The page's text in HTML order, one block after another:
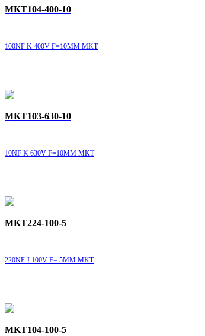
MKT104-400-10
100NF K 400V F=10MM MKT
MKT103-630-10
10NF K 630V F=10MM MKT
MKT224-100-5
220NF J 100V F= 5MM MKT
MKT104-100-5